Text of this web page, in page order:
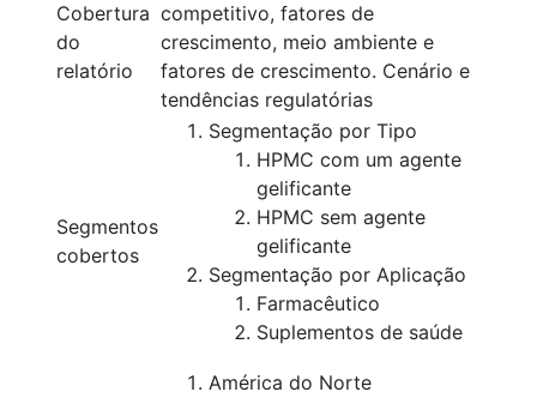
Cobertura
do
relatório
competitivo, fatores de
crescimento, meio ambiente e
fatores de crescimento. Cenário e
tendências regulatórias
Segmentos
cobertos
Segmentação por Tipo
HPMC com um agente
gelificante
HPMC sem agente
gelificante
Segmentação por Aplicação
Farmacêutico
Suplementos de saúde
América do Norte